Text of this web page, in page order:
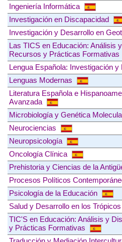
Ingeniería Informática
Investigación en Discapacidad
Investigación y Desarrollo en
Las TICS en Educación: Análisis
Recursos y Prácticas Formativas
Lengua Española: Investigación y
Lenguas Modernas
Literatura Española e
Avanzada
Microbiología y Genética
Neurociencias
Neuropsicología
Oncología Clínica
Prehistoria y Ciencias de la
Procesos Políticos
Psicología de la Educación
Salud y Desarrollo en los Trópicos
TIC'S en Educación: Análisis y
y Prácticas Formativas